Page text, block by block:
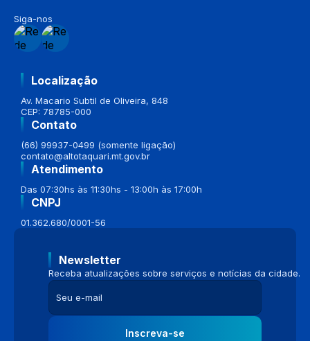
Siga-nos
Localização
Av. Macario Subtil de Oliveira, 848
CEP: 78785-000
Contato
(66) 99937-0499 (somente ligação)
contato@altotaquari.mt.gov.br
Atendimento
Das 07:30hs às 11:30hs - 13:00h às 17:00h
CNPJ
01.362.680/0001-56
Newsletter
Receba atualizações sobre serviços e notícias da cidade.
Inscreva-se